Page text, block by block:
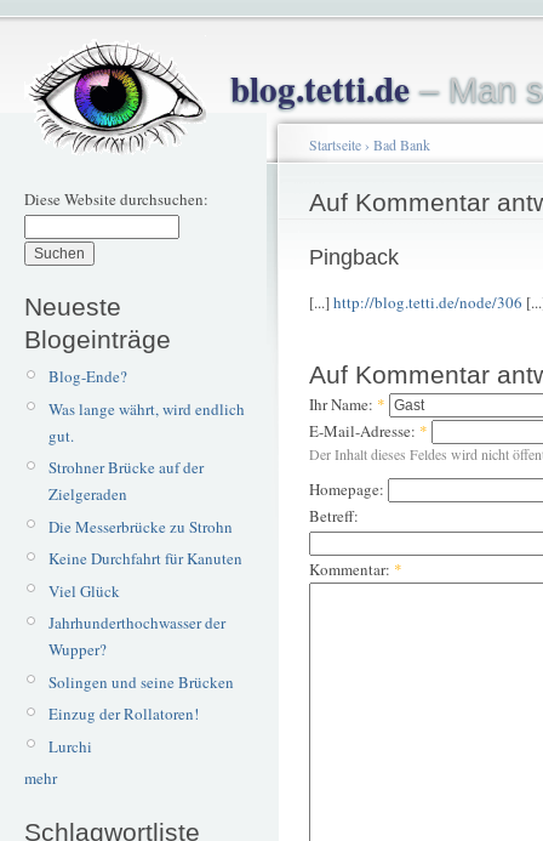
blog.tetti.de– Man
Diese Website durchsuchen:
Neueste
Blogeinträge
Blog-Ende?
Was lange währt, wird endlich
gut.
Strohner Brücke auf der
Zielgeraden
Die Messerbrücke zu Strohn
Keine Durchfahrt für Kanuten
Viel Glück
Jahrhunderthochwasser der
Wupper?
Solingen und seine Brücken
Einzug der Rollatoren!
Lurchi
mehr
Schlagwortliste
Startseite› Bad Bank
Auf Kommentar
Pingback
[...]http://blog.tetti.de/node/306
Auf Kommentar
Ihr Name: *
E-Mail-Adresse: *
Der Inhalt dieses Feldes wird nicht
Homepage:
Betreff:
Kommentar: *